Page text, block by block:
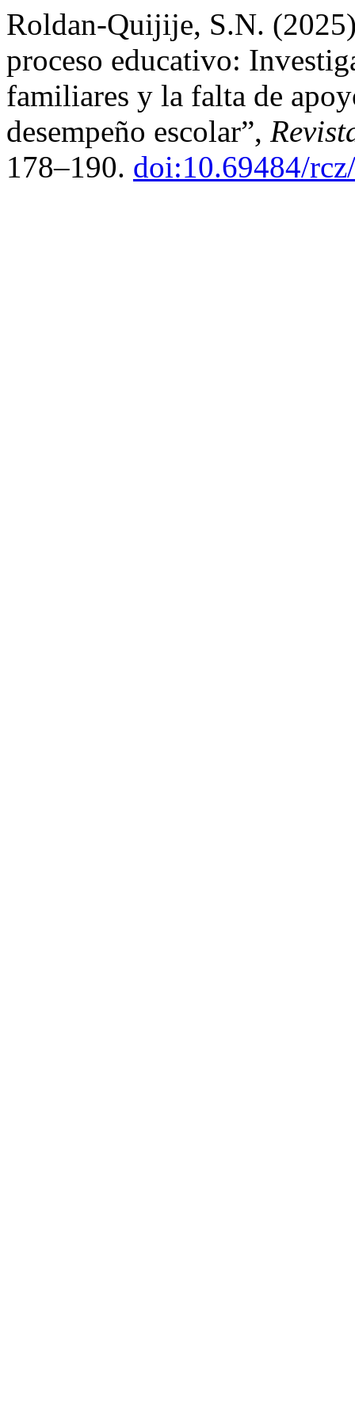
Roldan-Quijije, S.N.
proceso educativo:
familiares y la falta de
desempeño escolar”,
178–190. doi:10.69484/